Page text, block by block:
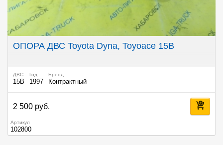
ОПОРА ДВС Toyota Dyna, Toyoace 15B
ДВС
15B
Год
1997
Бренд
Контрактный
2 500 руб.
Артикул
102800